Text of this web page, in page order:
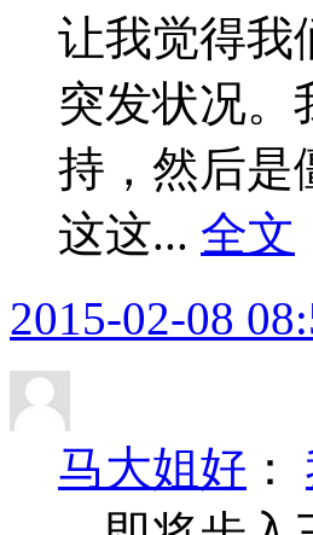
让我觉得我
突发状况。
持，然后
这这... 全文
2015-02-08
马大姐好 ：